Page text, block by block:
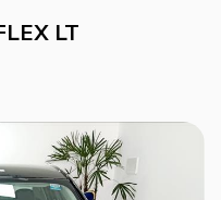
LT